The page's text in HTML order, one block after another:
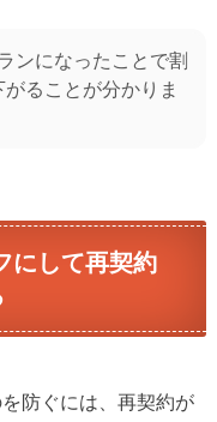
ンになったことで割
ることが分かりま
にして再契約
防ぐには、再契約が